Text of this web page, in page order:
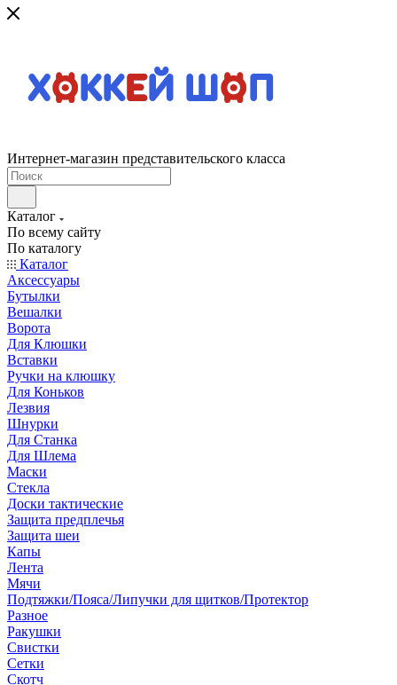
Интернет-магазин представительского класса
Каталог
По всему сайту
По каталогу
Каталог
Аксессуары
Бутылки
Вешалки
Ворота
Для Клюшки
Вставки
Ручки на клюшку
Для Коньков
Лезвия
Шнурки
Для Станка
Для Шлема
Маски
Стекла
Доски тактические
Защита предплечья
Защита шеи
Капы
Лента
Мячи
Подтяжки/Пояса/Липучки для щитков/Протектор
Разное
Ракушки
Свистки
Сетки
Скотч